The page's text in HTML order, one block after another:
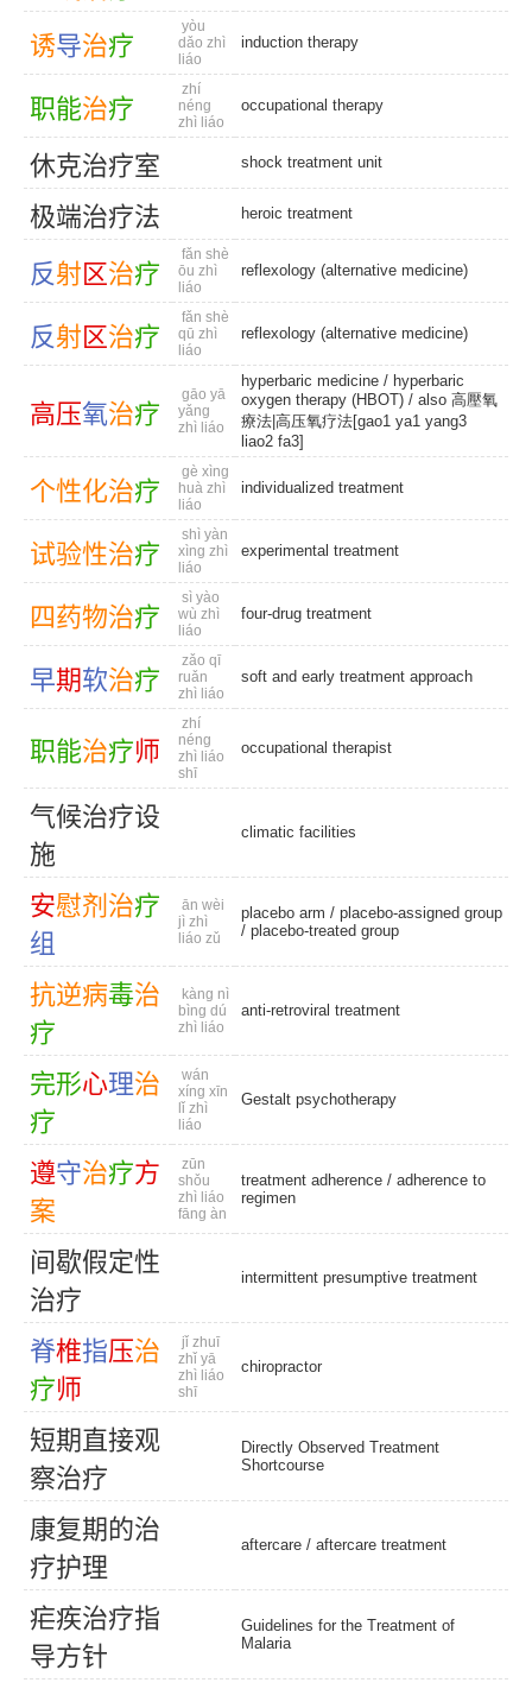
诱导治疗
yòu
dǎo zhì
liáo
induction therapy
职能治疗
zhí
néng
zhì liáo
occupational therapy
休克治疗室 shock treatment unit
极端治疗法 heroic treatment
反射区治疗
fǎn shè
ōu zhì
liáo
reflexology (alternative medicine)
反射区治疗
fǎn shè
qū zhì
liáo
reflexology (alternative medicine)
高压氧治疗
gāo yā
yǎng
zhì liáo
hyperbaric medicine / hyperbaric
oxygen therapy (HBOT) / also 高壓氧
療法|高压氧疗法[gao1 ya1 yang3
liao2 fa3]
个性化治疗
gè xìng
huà zhì
liáo
individualized treatment
试验性治疗
shì yàn
xìng zhì
liáo
experimental treatment
四药物治疗
sì yào
wù zhì
liáo
four-drug treatment
早期软治疗
zǎo qī
ruǎn
zhì liáo
soft and early treatment approach
职能治疗师
zhí
néng
zhì liáo
shī
occupational therapist
气候治疗设
施
climatic facilities
安慰剂 治疗
组
ān wèi
jì zhì
liáo zǔ
placebo arm / placebo-assigned group
/ placebo-treated group
抗逆病毒治
疗
kàng nì
bìng dú
zhì liáo
anti-retroviral treatment
完形心理治
疗
wán
xíng xīn
lǐ zhì
liáo
Gestalt psychotherapy
遵守治疗方
案
zūn
shǒu
zhì liáo
fāng àn
treatment adherence / adherence to
regimen
间歇假定性
治疗
intermittent presumptive treatment
脊椎指压治
疗师
jǐ zhuī
zhǐ yā
zhì liáo
shī
chiropractor
短期直接观
察治疗
Directly Observed Treatment
Shortcourse
康复期 的治
疗护理
aftercare / aftercare treatment
疟疾治疗指
导方针
Guidelines for the Treatment of
Malaria